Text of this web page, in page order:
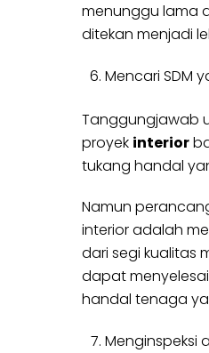
menunggu lama
ditekan menjadi
Mencari SDM
Tanggungjawab
proyek interior
tukang handal
Namun
interior adalah
dari segi kualitas
dapat
handal tenaga
Menginspeksi